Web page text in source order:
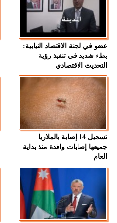
عضو في لجنة الاقتصاد النيابية:
بطء شديد في تنفيذ رؤية
التحديث الاقتصادي
تسجيل 14 إصابة بالملاريا
جميعها إصابات وافدة منذ بداية
العام